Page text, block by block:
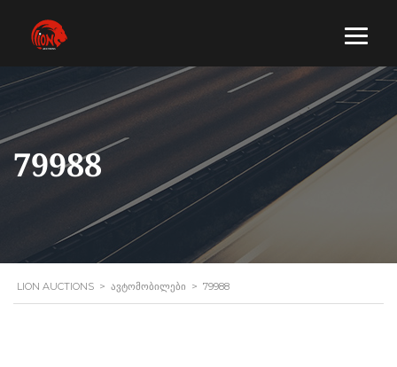
79988
LION AUCTIONS > ᲐᲕᲢᲝᲛᲝᲑᲘᲚᲔᲑᲘ > 79988